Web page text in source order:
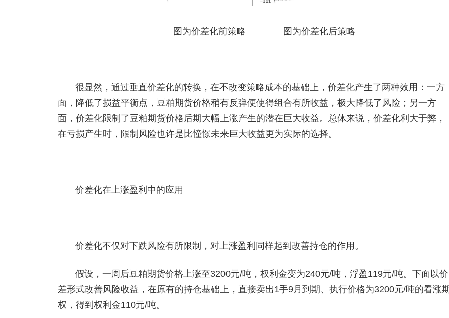
图为价差化前策略 图为价差化后策略
很显然，通过垂直价差化的转换，在不改变策略成本的基础上，价差化产生了两种效用：一方
面，降低了损益平衡点，豆粕期货价格稍有反弹便使得组合有所收益，极大降低了风险；另一方
面，价差化限制了豆粕期货价格后期大幅上涨产生的潜在巨大收益。总体来说，价差化利大于弊，
在亏损产生时，限制风险也许是比憧憬未来巨大收益更为实际的选择。
价差化在上涨盈利中的应用
价差化不仅对下跌风险有所限制，对上涨盈利同样起到改善持仓的作用。
假设，一周后豆粕期货价格上涨至3200元/吨，权利金变为240元/吨，浮盈119元/吨。下面以价
差形式改善风险收益，在原有的持仓基础上，直接卖出1手9月到期、执行价格为3200元/吨的看涨
权，得到权利金110元/吨。